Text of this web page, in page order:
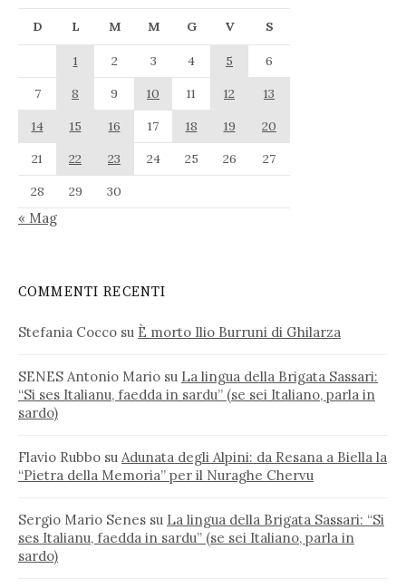
D L M M G V S
1 2 3 4 5
6
7
8 9 10 11 12
13
14
15 16 17 18 19
20
21
22 23 24 25 26
27
28
29 30
« Mag
COMMENTI RECENTI
Stefania Cocco su È morto Ilio Burruni di Ghilarza
SENES Antonio Mario su La lingua della Brigata Sassari:
“Si ses Italianu, faedda in sardu” (se sei Italiano, parla in
sardo)
Flavio Rubbo su Adunata degli Alpini: da Resana a Biella la
“Pietra della Memoria” per il Nuraghe Chervu
Sergio Mario Senes su La lingua della Brigata Sassari: “Si
ses Italianu, faedda in sardu” (se sei Italiano, parla in
sardo)